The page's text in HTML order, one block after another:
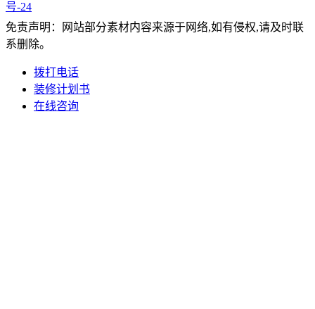
号-24
免责声明：网站部分素材内容来源于网络,如有侵权,请及时联
系删除。
拨打电话
装修计划书
在线咨询